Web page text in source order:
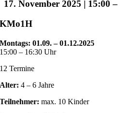
17. November 2025 | 15:00 –
KMo1H
Montags:01.09. – 01.12.2025
15:00 – 16:30 Uhr
12 Termine
Alter: 4 – 6 Jahre
Teilnehmer: max. 10 Kinder